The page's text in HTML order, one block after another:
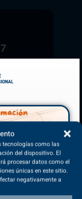
tecnologías como las
del dispositivo. El
procesar datos como el
únicas en este sitio.
negativamente a